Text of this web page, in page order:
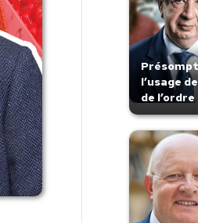
l’usage
de l’ordre